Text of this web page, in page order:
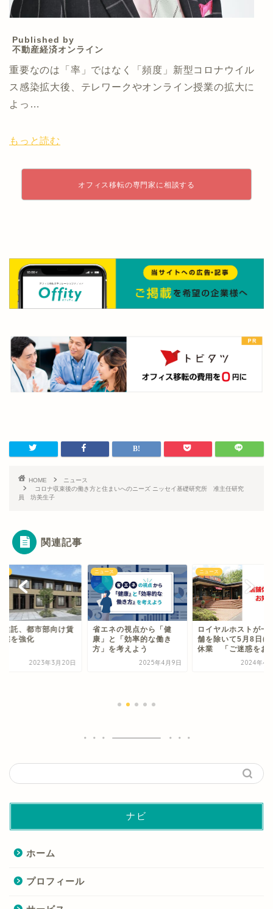
Published by
不動産経済オンライン
重要なのは「率」ではなく「頻度」新型コロナウイル
ス感染拡大後、テレワークやオンライン授業の拡大に
よっ…
もっと読む
オフィス移転の専門家に相談する
HOME
ニュース
コロナ収束後の働き方と住まいへのニーズ ニッセイ基礎研究所 准主任研究
員 坊美生子
関連記事
建託、都市部向け賃
宅を強化
2023年3月20日
ニュース
省エネの視点から「健
康」と「効率的な働き
方」を考えよう
2025年4月9日
ニュース
ロイヤルホストが一
舗を除いて5月8日(
休業 「ご迷惑をお
2024年4
ナビ
ホーム
プロフィール